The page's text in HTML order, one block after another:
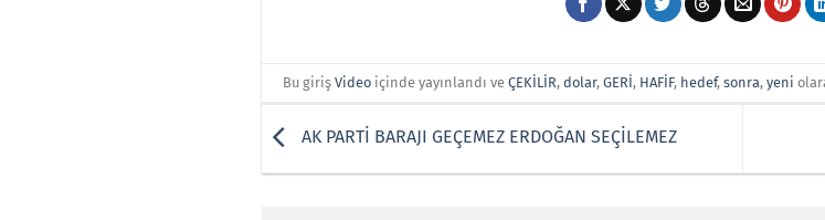
Bu girişVideo içinde yayınlandı veÇEKİLİR,dolar,GERİ, HAFİF, hedef,sonra,yeni
AK PARTİ BARAJI GEÇEMEZ ERDOĞAN SEÇİLEMEZ